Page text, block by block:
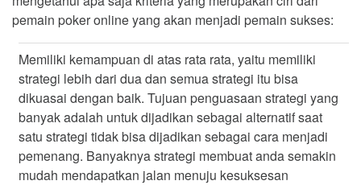
pemain poker online yang akan menjadi pemain sukses:
Memiliki kemampuan di atas rata rata, yaitu memiliki
strategi lebih dari dua dan semua strategi itu bisa
dikuasai dengan baik. Tujuan penguasaan strategi yang
banyak adalah untuk dijadikan sebagai alternatif saat
satu strategi tidak bisa dijadikan sebagai cara menjadi
pemenang. Banyaknya strategi membuat anda semakin
mudah mendapatkan jalan menuju kesuksesan